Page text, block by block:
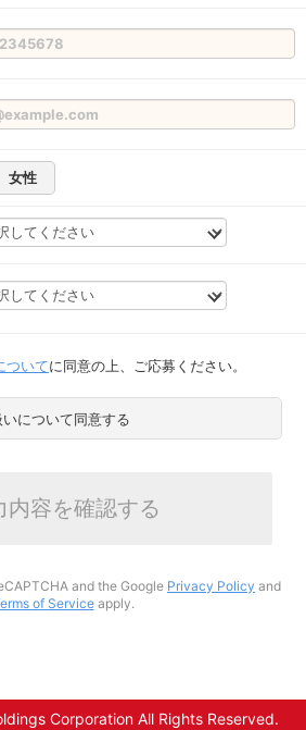
女性
ついてに同意の上、ご応募ください。
について同意する
内容を確認する
and the Google Privacy Policy and
of Serviceapply.
Corporation All Rights Reserved.